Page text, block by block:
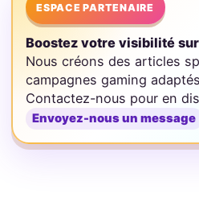
ESPACE PARTENAIRE
Boostez votre visibilité
Nous créons des articles
campagnes gaming
Contactez-nous pour en
Envoyez-nous un message